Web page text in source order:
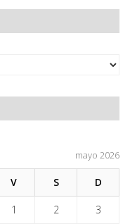
mayo 2026
V S D
1 2 3